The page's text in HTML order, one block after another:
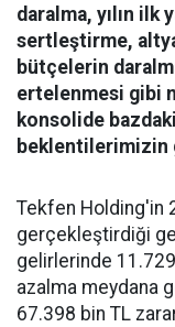
daralma, yılın ilk
sertleştirme,
bütçelerin
ertelenmesi gibi
konsolide
beklentilerimizin
Tekfen Holding'in
gerçekleştirdiği
gelirlerinde
azalma meydana
67.398 bin TL